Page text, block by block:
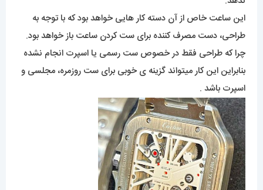
این ساعت خاص از آن دسته کار هایی خواهد بود که با توجه به
طراحی، دست مصرف کننده برای ست کردن ساعت باز خواهد بود.
چرا که طراحی فقط در خصوص ست رسمی یا اسپرت انجام نشده
بنابراین این کار میتواند گزینه ی خوبی برای ست روزمره، مجلسی و
اسپرت باشد .